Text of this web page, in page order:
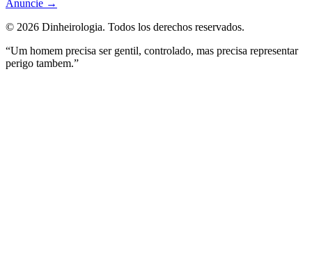
Anuncie →
© 2026 Dinheirologia. Todos los derechos reservados.
“Um homem precisa ser gentil, controlado, mas precisa representar
perigo tambem.”